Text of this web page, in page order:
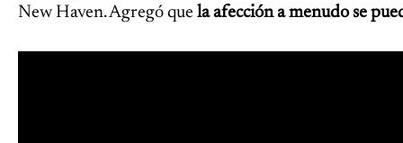
New Haven. Agregó que la afección a menudo se